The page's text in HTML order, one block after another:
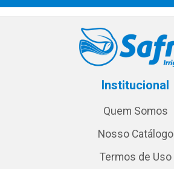
Institucional
Quem Somos
Nosso Catálogo
Termos de Uso